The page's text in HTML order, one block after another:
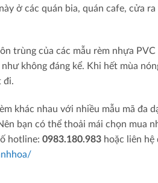
ở các quán bia, quán cafe, cửa
trùng của các mẫu rèm nhựa
không đáng kể. Khi hết mùa
đi.
khác nhau với nhiều mẫu mã đa
bạn có thể thoải mái chọn mua
hotline: 0983.180.983 hoặc liên hệ